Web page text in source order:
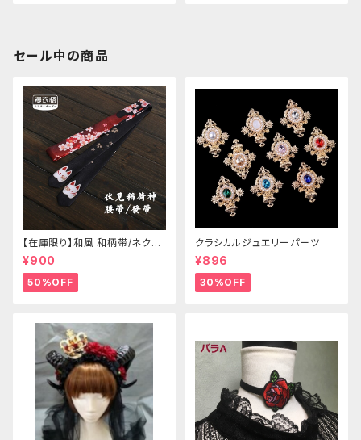
セール中の商品
【在庫限り】和風 和柄帯/ネクタ
イ/リボン（狐面/金魚
¥900
50%OFF
クラシカルジュエリーパーツ
¥896
30%OFF